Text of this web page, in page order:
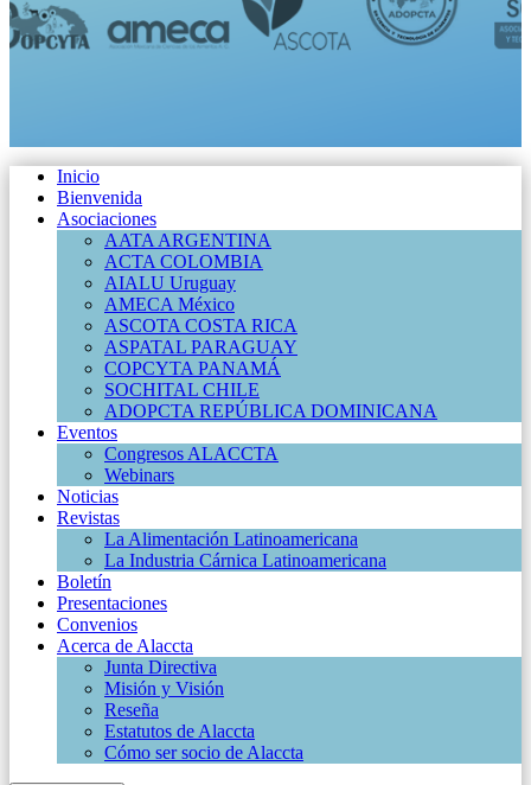
Inicio
Bienvenida
Asociaciones
AATA ARGENTINA
ACTA COLOMBIA
AIALU Uruguay
AMECA México
ASCOTA COSTA RICA
ASPATAL PARAGUAY
COPCYTA PANAMÁ
SOCHITAL CHILE
ADOPCTA REPÚBLICA DOMINICANA
Eventos
Congresos ALACCTA
Webinars
Noticias
Revistas
La Alimentación Latinoamericana
La Industria Cárnica Latinoamericana
Boletín
Presentaciones
Convenios
Acerca de Alaccta
Junta Directiva
Misión y Visión
Reseña
Estatutos de Alaccta
Cómo ser socio de Alaccta